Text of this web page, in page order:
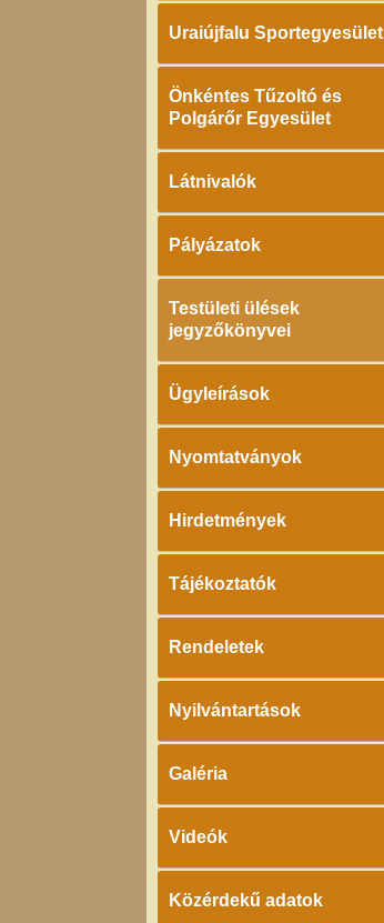
Uraiújfalu Sportegyesület
Önkéntes Tűzoltó és
Polgárőr Egyesület
Látnivalók
Pályázatok
Testületi ülések
jegyzőkönyvei
Ügyleírások
Nyomtatványok
Hirdetmények
Tájékoztatók
Rendeletek
Nyilvántartások
Galéria
Videók
Közérdekű adatok